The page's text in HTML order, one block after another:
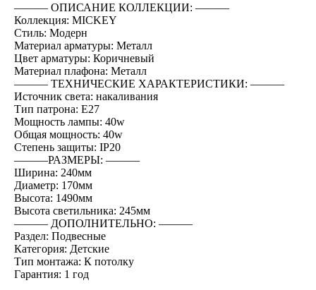
――― ОПИСАНИЕ КОЛЛЕКЦИИ: ―――
Коллекция: MICKEY
Стиль: Модерн
Материал арматуры: Металл
Цвет арматуры: Коричневый
Материал плафона: Металл
――― ТЕХНИЧЕСКИЕ ХАРАКТЕРИСТИКИ: ―――
Источник света: накаливания
Тип патрона: E27
Мощность лампы: 40w
Общая мощность: 40w
Степень защиты: IP20
―――РАЗМЕРЫ: ―――
Ширина: 240мм
Диаметр: 170мм
Высота: 1490мм
Высота светильника: 245мм
――― ДОПОЛНИТЕЛЬНО: ―――
Раздел: Подвесные
Категория: Детские
Тип монтажа: К потолку
Гарантия: 1 год